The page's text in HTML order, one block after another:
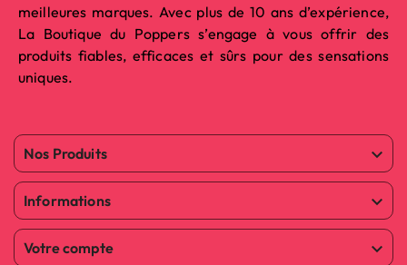
meilleures marques. Avec plus de 10 ans d’expérience,
La Boutique du Poppers s’engage à vous offrir des
produits fiables, efficaces et sûrs pour des sensations
uniques.
Nos Produits 
Informations 
Votre compte 